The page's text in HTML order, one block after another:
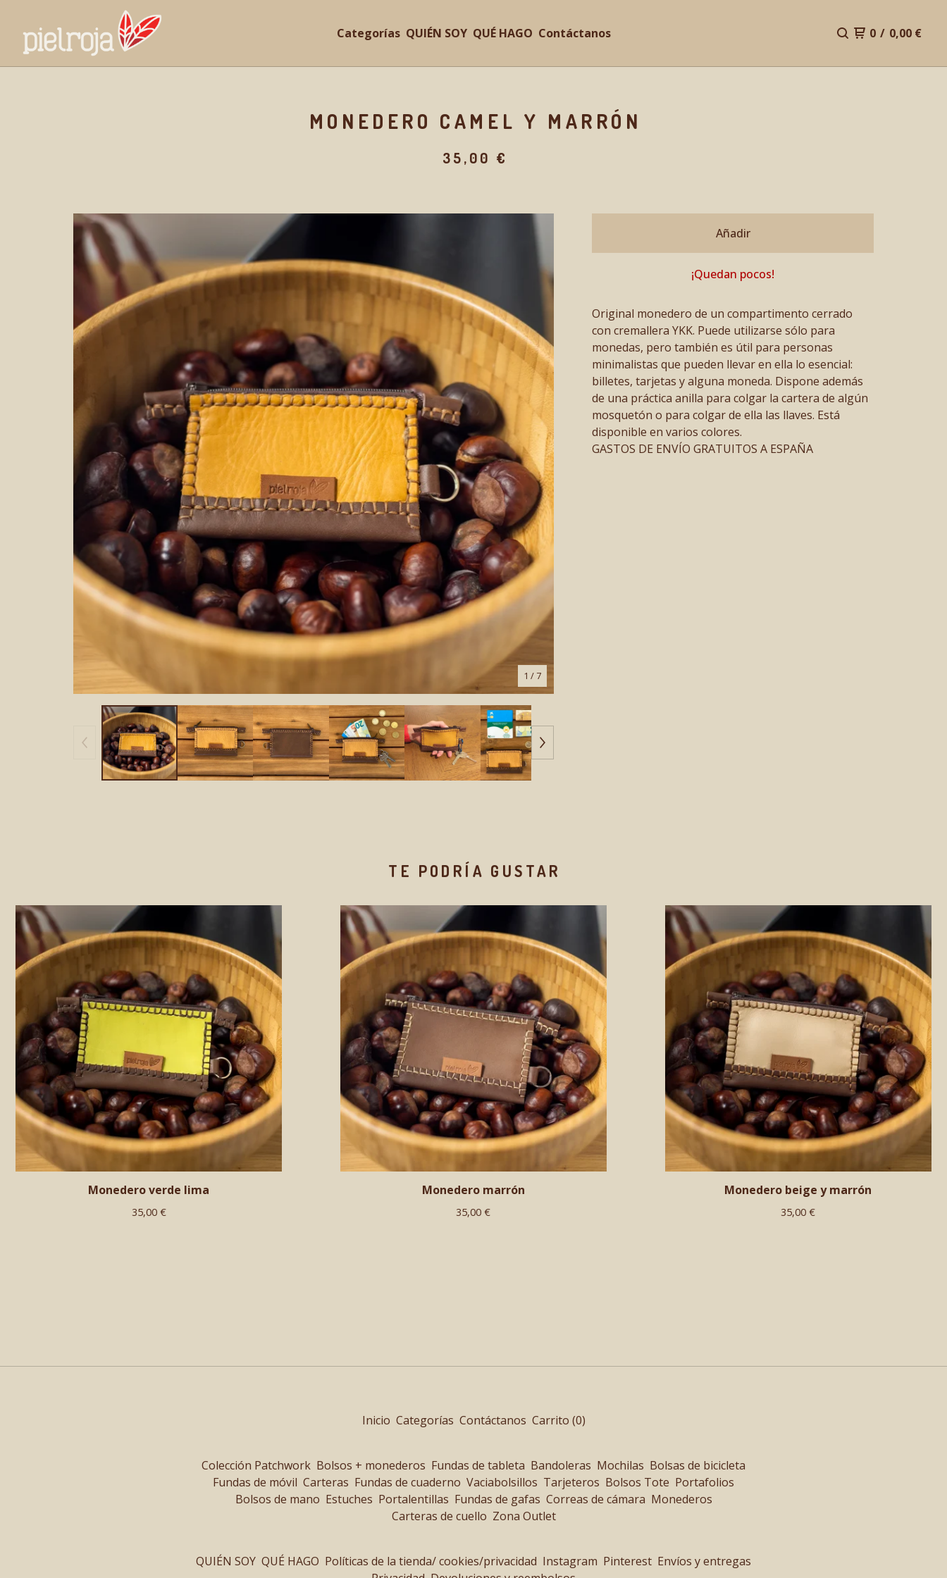
Categorías QUIÉN SOY QUÉ HAGO Contáctanos 0 / 0,00 €
MONEDERO CAMEL Y MARRÓN
35,00 €
1 / 7
Añadir
¡Quedan pocos!
Original monedero de un compartimento cerrado
con cremallera YKK. Puede utilizarse sólo para
monedas, pero también es útil para personas
minimalistas que pueden llevar en ella lo esencial:
billetes, tarjetas y alguna moneda. Dispone además
de una práctica anilla para colgar la cartera de algún
mosquetón o para colgar de ella las llaves. Está
disponible en varios colores.
GASTOS DE ENVÍO GRATUITOS A ESPAÑA
TE PODRÍA GUSTAR
Monedero verde lima
35,00 €
Monedero marrón
35,00€
Monedero beige y marrón
35,00€
Inicio Categorías Contáctanos Carrito (0)
Colección Patchwork Bolsos + monederos Fundas de tableta Bandoleras Mochilas Bolsas de bicicleta
Fundas de móvil Carteras Fundas de cuaderno Vaciabolsillos Tarjeteros Bolsos Tote Portafolios
Bolsos de mano Estuches Portalentillas Fundas de gafas Correas de cámara Monederos
Carteras de cuello Zona Outlet
QUIÉN SOY QUÉ HAGO Políticas de la tienda/ cookies/privacidad Instagram Pinterest Envíos y entregas